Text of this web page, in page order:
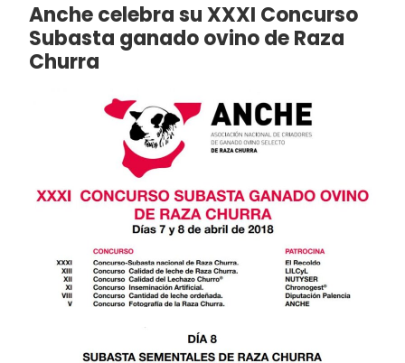
Anche celebra su XXXI Concurso
Subasta ganado ovino de Raza
Churra